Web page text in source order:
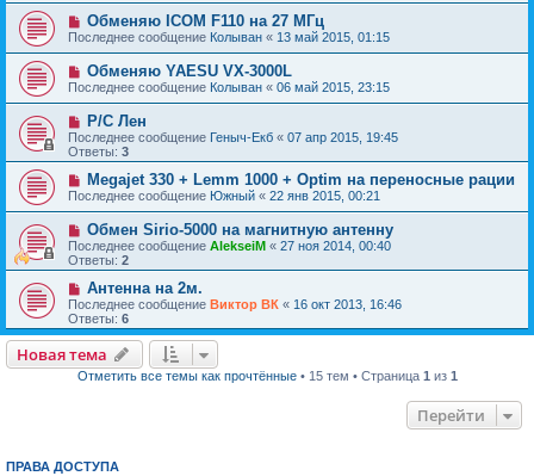
Обменяю ICOM F110 на 27 МГц
Последнее сообщение Колыван « 13 май 2015, 01:15
Обменяю YAESU VX-3000L
Последнее сообщение Колыван « 06 май 2015, 23:15
Р/С Лен
Последнее сообщение Геныч-Екб « 07 апр 2015, 19:45
Ответы: 3
Megajet 330 + Lemm 1000 + Optim на переносные рации
Последнее сообщение Южный « 22 янв 2015, 00:21
Обмен Sirio-5000 на магнитную антенну
Последнее сообщение AlekseiM « 27 ноя 2014, 00:40
Ответы: 2
Антенна на 2м.
Последнее сообщение Виктор ВК « 16 окт 2013, 16:46
Ответы: 6
Новая тема
Отметить все темы как прочтённые• 15 тем • Страница 1 из 1
Перейти
ПРАВА ДОСТУПА